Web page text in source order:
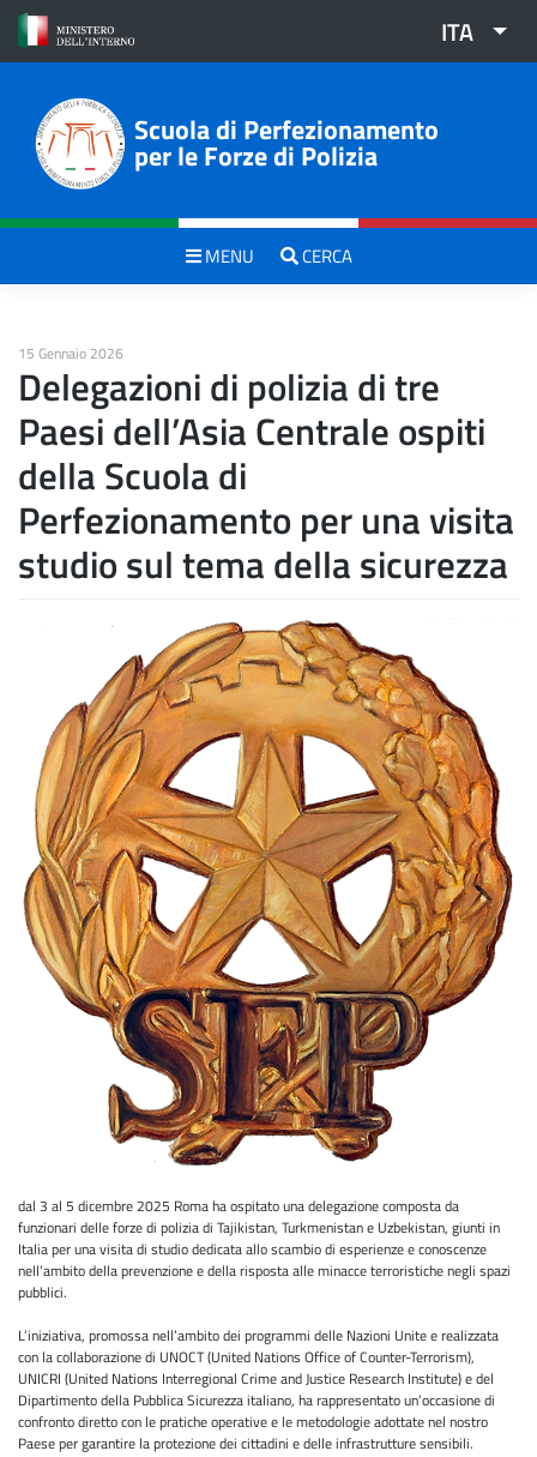
Skip
content
ITA
Scuola di Perfezionamento
per le Forze di Polizia
MENU CERCA
15 Gennaio 2026
Delegazioni di polizia di tre
Paesi dell’Asia Centrale ospiti
della Scuola di
Perfezionamento per una visita
studio sul tema della sicurezza
dal 3 al 5 dicembre 2025 Roma ha ospitato una delegazione composta da
funzionari delle forze di polizia di Tajikistan, Turkmenistan e Uzbekistan, giunti in
Italia per una visita di studio dedicata allo scambio di esperienze e conoscenze
nell’ambito della prevenzione e della risposta alle minacce terroristiche negli spazi
pubblici.
L’iniziativa, promossa nell’ambito dei programmi delle Nazioni Unite e realizzata
con la collaborazione di UNOCT (United Nations Office of Counter-Terrorism),
UNICRI (United Nations Interregional Crime and Justice Research Institute) e del
Dipartimento della Pubblica Sicurezza italiano, ha rappresentato un’occasione di
confronto diretto con le pratiche operative e le metodologie adottate nel nostro
Paese per garantire la protezione dei cittadini e delle infrastrutture sensibili.